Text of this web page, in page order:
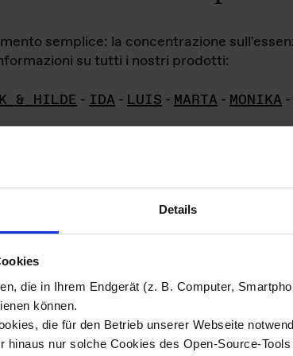
Details
die in Ihrem Endgerät (z. B. Computer,
können.
die für den Betrieb unserer Webseite
hinaus nur solche Cookies des Open-Source-
semplice: la concentrazione
su tutti i nostri prodotti:
& HILDE - IDA - LUIS - MARTA - MONIKA -
di
materiale fotografico sono detenuti da